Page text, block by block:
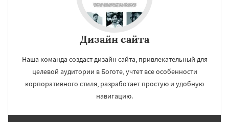
Дизайн сайта
Наша команда создаст дизайн сайта, привлекательный для
целевой аудитории в Боготе, учтет все особенности
корпоративного стиля, разработает простую и удобную
навигацию.